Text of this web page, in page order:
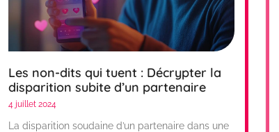
Les non-dits qui tuent : Décrypter la
disparition subite d’un partenaire
4 juillet 2024
La disparition soudaine d’un partenaire dans une